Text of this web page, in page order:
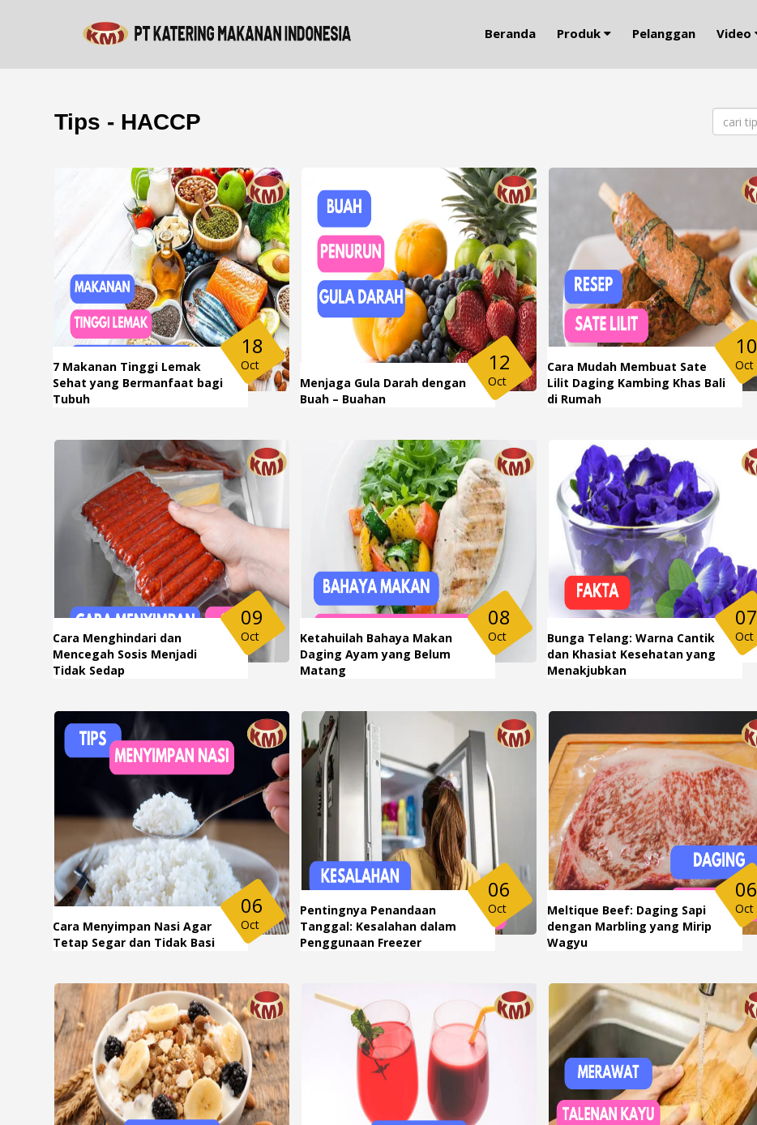
Beranda Produk Pelanggan Video
Tips - HACCP
7 Makanan Tinggi Lemak
Sehat yang Bermanfaat bagi
Tubuh
18
Oct
Menjaga Gula Darah dengan
Buah – Buahan
12
Oct
Cara Mudah Membuat Sate
Lilit Daging Kambing Khas Bali
di Rumah
10
Oct
Cara Menghindari dan
Mencegah Sosis Menjadi
Tidak Sedap
09
Oct
Ketahuilah Bahaya Makan
Daging Ayam yang Belum
Matang
08
Oct
Bunga Telang: Warna Cantik
dan Khasiat Kesehatan yang
Menakjubkan
07
Oct
Cara Menyimpan Nasi Agar
Tetap Segar dan Tidak Basi
06
Oct
Pentingnya Penandaan
Tanggal: Kesalahan dalam
Penggunaan Freezer
06
Oct
Meltique Beef: Daging Sapi
dengan Marbling yang Mirip
Wagyu
06
Oct